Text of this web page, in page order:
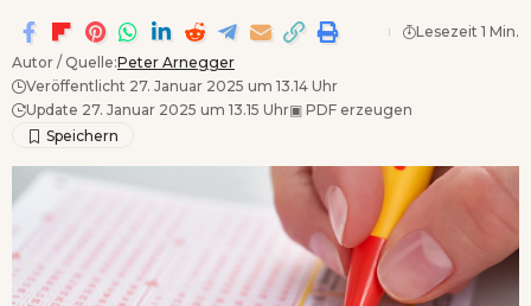
Autor / Quelle:Peter Arnegger
Veröffentlicht 27. Januar 2025 um 13.14 Uhr
Update 27. Januar 2025 um 13.15 Uhr▣ PDF erzeugen
Lesezeit 1 Min.